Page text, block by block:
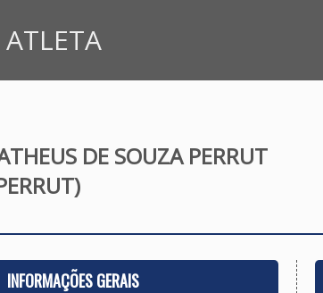
DE SOUZA PERRUT
INFORMAÇÕES GERAIS